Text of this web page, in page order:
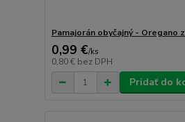
Pamajorán obyčajný - Oregano
0,99 €/ks
0,80 € bez DPH
Pridať do